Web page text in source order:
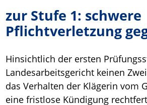
zur Stufe 1: schwere
Pflichtverletzung
Hinsichtlich der ersten
Landesarbeitsgericht keinen
das Verhalten der Klägerin vom
eine fristlose Kündigung